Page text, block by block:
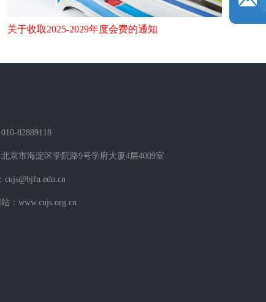
关于收取2025-2029年度会费的通知
82889118
京市海淀区学院路9号学府大厦4层4009室
cujs@bjfu.edu.cn
：www.cujs.org.cn